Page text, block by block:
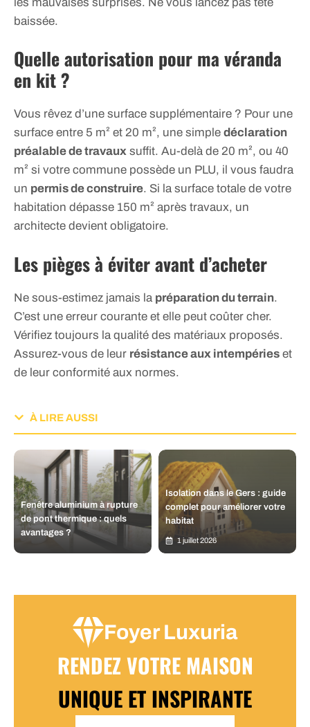
baissée.
Quelle autorisation pour ma véranda
en kit ?
Vous rêvez d’une surface supplémentaire ? Pour une
surface entre 5 m² et 20 m², une simple déclaration
préalable de travaux suffit. Au-delà de 20 m², ou 40
m² si votre commune possède un PLU, il vous faudra
un permis de construire. Si la surface totale de votre
habitation dépasse 150 m² après travaux, un
architecte devient obligatoire.
Les pièges à éviter avant d’acheter
Ne sous-estimez jamais la préparation du terrain.
C’est une erreur courante et elle peut coûter cher.
Vérifiez toujours la qualité des matériaux proposés.
Assurez-vous de leur résistance aux intempéries et
de leur conformité aux normes.
À LIRE AUSSI
Fenêtre aluminium à rupture
de pont thermique : quels
avantages ?
Isolation dans le Gers : guide
complet pour améliorer votre
habitat
1 juillet 2026
Foyer Luxuria
RENDEZ VOTRE MAISON
UNIQUE ET INSPIRANTE